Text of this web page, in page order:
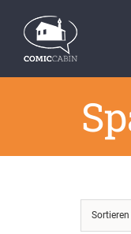
Inhalt
springen